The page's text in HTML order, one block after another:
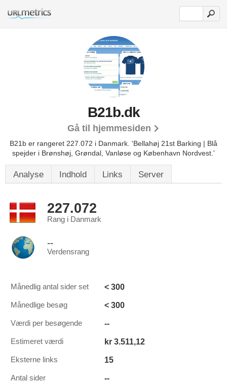
B21b.dk
Gå til hjemmesiden
B21b er rangeret 227.072 i Danmark. 'Bellahøj 21st Barking | Blå
spejder i Brønshøj, Grøndal, Vanløse og København Nordvest.'
Analyse Indhold Links Server
227.072
Rang i Danmark
--
Verdensrang
Månedlig antal sider set < 300
Månedlige besøg < 300
Værdi per besøgende --
Estimeret værdi kr 3.511,12
Eksterne links 15
Antal sider --